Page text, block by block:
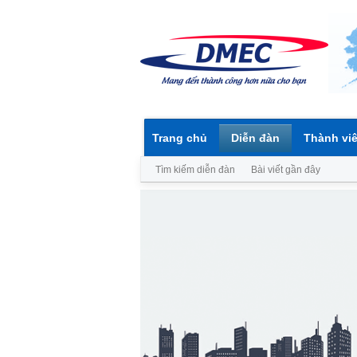
Trang chủ Diễn đàn
Tìm kiếm diễn đàn Bài viết gần đây
Thành